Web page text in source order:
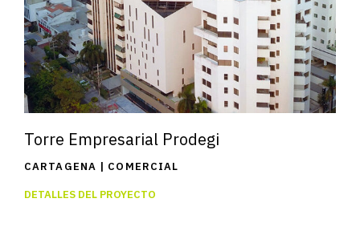
Torre Empresarial Prodegi
CARTAGENA | COMERCIAL
DETALLES DEL PROYECTO